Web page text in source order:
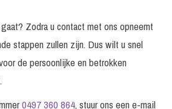
Zodra u contact met ons opneemt
stappen zullen zijn. Dus wilt u snel
de persoonlijke en betrokken
0497 360 864, stuur ons een e-mail